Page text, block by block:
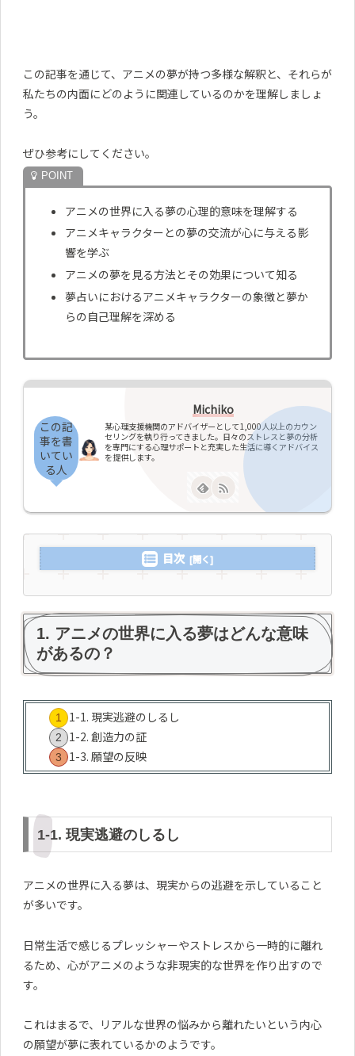
この記事を通じて、アニメの夢が持つ多様な解釈と、それらが
私たちの内面にどのように関連しているのかを理解しましょ
う。
ぜひ参考にしてください。
アニメの世界に入る夢の心理的意味を理解する
アニメキャラクターとの夢の交流が心に与える影
響を学ぶ
アニメの夢を見る方法とその効果について知る
夢占いにおけるアニメキャラクターの象徴と夢か
らの自己理解を深める
この記
事を書
いてい
る人
Michiko
某心理支援機関のアドバイザーとして1,000人以上のカウン
セリングを執り行ってきました。日々のストレスと夢の分析
を専門にする心理サポートと充実した生活に導くアドバイス
を提供します。
目次
1. アニメの世界に入る夢はどんな意味
があるの？
1-1. 現実逃避のしるし
1-2. 創造力の証
1-3. 願望の反映
1-1. 現実逃避のしるし
アニメの世界に入る夢は、現実からの逃避を示していること
が多いです。
日常生活で感じるプレッシャーやストレスから一時的に離れ
るため、心がアニメのような非現実的な世界を作り出すので
す。
これはまるで、リアルな世界の悩みから離れたいという内心
の願望が夢に表れているかのようです。